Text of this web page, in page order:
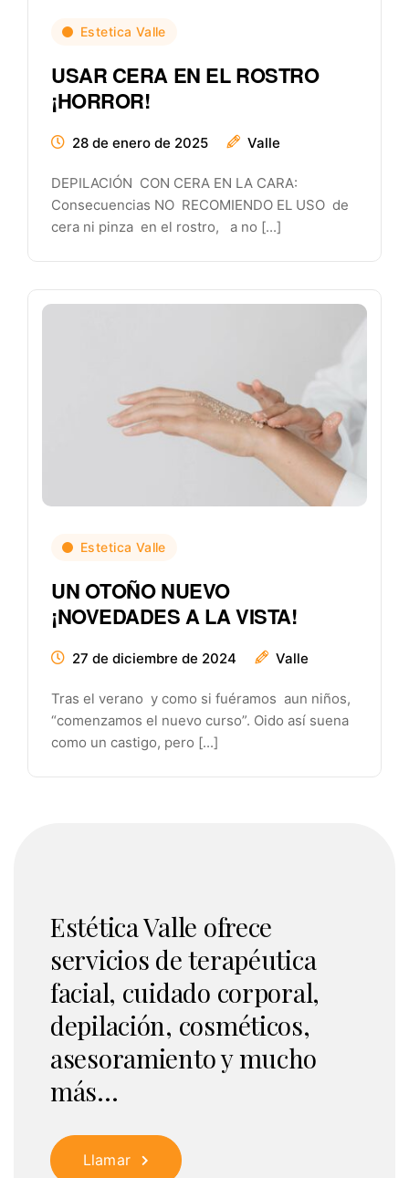
Estetica Valle
USAR CERA EN EL ROSTRO
¡HORROR!
28 de enero de 2025 Valle
DEPILACIÓN CON CERA EN LA CARA:
Consecuencias NO RECOMIENDO EL USO de
cera ni pinza en el rostro, a no [...]
Estetica Valle
UN OTOÑO NUEVO
¡NOVEDADES A LA VISTA!
27 de diciembre de 2024 Valle
Tras el verano y como si fuéramos aun niños,
“comenzamos el nuevo curso”. Oido así suena
como un castigo, pero [...]
Estética Valle ofrece
servicios de terapéutica
facial, cuidado corporal,
depilación, cosméticos,
asesoramiento y mucho
más...
Llamar